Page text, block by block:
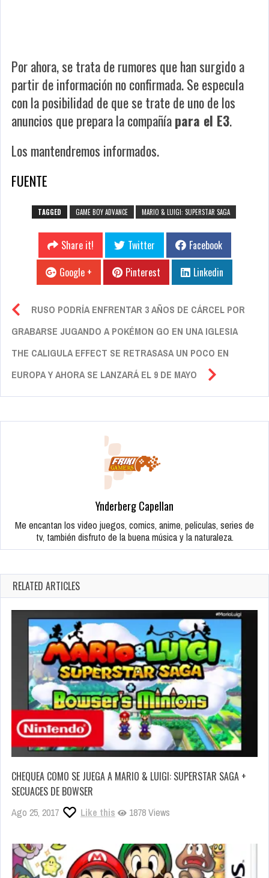
Por ahora, se trata de rumores que han surgido a
partir de información no confirmada. Se especula
con la posibilidad de que se trate de uno de los
anuncios que prepara la compañíapara el E3.
Los mantendremos informados.
FUENTE
TAGGED GAME BOY ADVANCE MARIO & LUIGI: SUPERSTAR SAGA
Share it! Twitter
Facebook
Google +
Pinterest Linkedin
RUSO PODRÍA ENFRENTAR 3 AÑOS DE CÁRCEL POR
GRABARSE JUGANDO A POKÉMON GO EN UNA IGLESIA
THE CALIGULA EFFECT SE RETRASASA UN POCO EN
EUROPA Y AHORA SE LANZARÁ EL 9 DE MAYO
Ynderberg Capellan
Me encantan los video juegos, comics, anime, peliculas, series de
tv, también disfruto de la buena música y la naturaleza.
RELATED ARTICLES
CHEQUEA COMO SE JUEGA A MARIO & LUIGI: SUPERSTAR SAGA +
SECUACES DE BOWSER
Ago 25, 2017 Like this 1878 Views